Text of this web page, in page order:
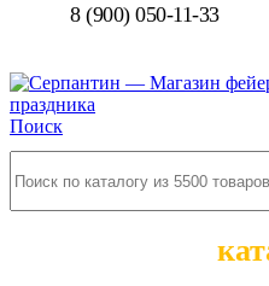
8 (900) 050-11-33
Поиск